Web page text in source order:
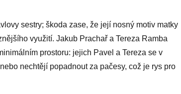
sestry; škoda zase, že její nosný motiv matky
využití. Jakub Prachař a Tereza Ramba
prostoru: jejich Pavel a Tereza se v
nechtějí popadnout za pačesy, což je rys pro